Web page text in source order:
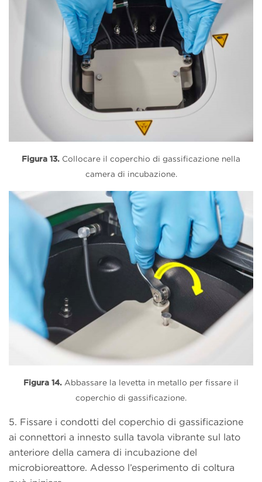
Figura 13. Collocare il coperchio di gassificazione nella
camera di incubazione.
Figura 14. Abbassare la levetta in metallo per fissare il
coperchio di gassificazione.
5. Fissare i condotti del coperchio di gassificazione
ai connettori a innesto sulla tavola vibrante sul lato
anteriore della camera di incubazione del
microbioreattore. Adesso l’esperimento di coltura